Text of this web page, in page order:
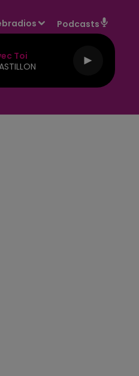
Podcasts
Toi